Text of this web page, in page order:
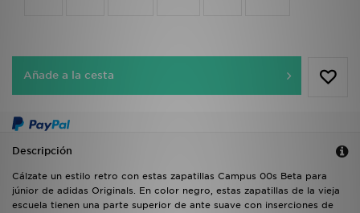
Añade a la cesta
Descripción
Cálzate un estilo retro con estas zapatillas Campus 00s Beta para
júnior de adidas Originals. En color negro, estas zapatillas de la vieja
escuela tienen una parte superior de ante suave con inserciones de